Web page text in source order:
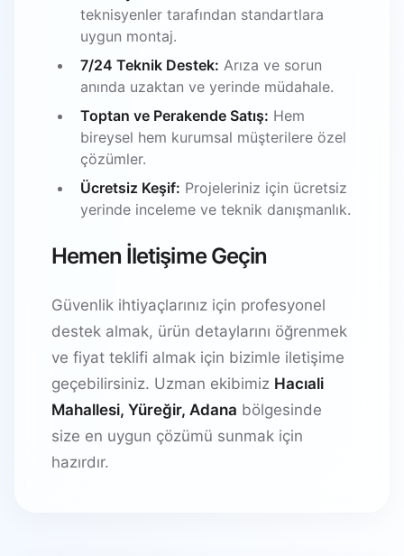
teknisyenler tarafından standartlara
uygun montaj.
7/24 Teknik Destek: Arıza ve sorun
anında uzaktan ve yerinde müdahale.
Toptan ve Perakende Satış: Hem
bireysel hem kurumsal müşterilere özel
çözümler.
Ücretsiz Keşif: Projeleriniz için ücretsiz
yerinde inceleme ve teknik danışmanlık.
Hemen İletişime Geçin
Güvenlik ihtiyaçlarınız için profesyonel
destek almak, ürün detaylarını öğrenmek
ve fiyat teklifi almak için bizimle iletişime
geçebilirsiniz. Uzman ekibimiz Hacıali
Mahallesi, Yüreğir, Adana bölgesinde
size en uygun çözümü sunmak için
hazırdır.